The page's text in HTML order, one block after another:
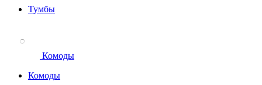
Тумбы
Комоды
Комоды